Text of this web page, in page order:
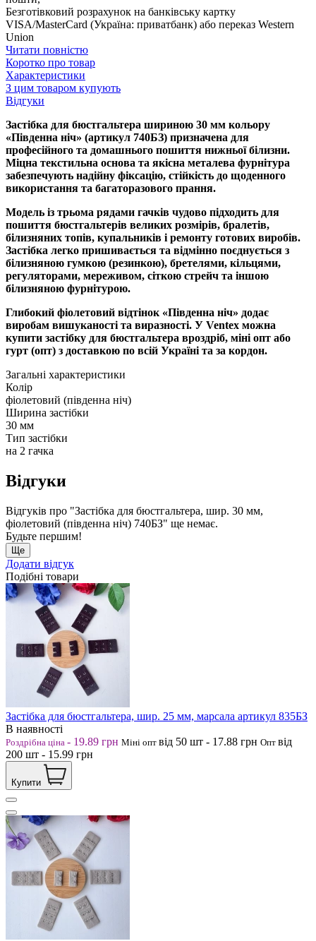
Безготівковий розрахунок на банківську картку
VISA/MasterCard (Україна: приватбанк) або переказ Western
Union
Читати повністю
Коротко про товар
Характеристики
З цим товаром купують
Відгуки
Застібка для бюстгальтера шириною 30 мм кольору
«Південна ніч» (артикул 740БЗ) призначена для
професійного та домашнього пошиття нижньої білизни.
Міцна текстильна основа та якісна металева фурнітура
забезпечують надійну фіксацію, стійкість до щоденного
використання та багаторазового прання.
Модель із трьома рядами гачків чудово підходить для
пошиття бюстгальтерів великих розмірів, бралетів,
білизняних топів, купальників і ремонту готових виробів.
Застібка легко пришивається та відмінно поєднується з
білизняною гумкою (резинкою), бретелями, кільцями,
регуляторами, мереживом, сіткою стрейч та іншою
білизняною фурнітурою.
Глибокий фіолетовий відтінок «Південна ніч» додає
виробам вишуканості та виразності. У Ventex можна
купити застібку для бюстгальтера вроздріб, міні опт або
гурт (опт) з доставкою по всій Україні та за кордон.
Загальні характеристики
Колір
фіолетовий (південна ніч)
Ширина застібки
30 мм
Тип застібки
на 2 гачка
Відгуки
Відгуків про "Застібка для бюстгальтера, шир. 30 мм,
фіолетовий (південна ніч) 740БЗ" ще немає.
Будьте першим!
Ще
Додати відгук
Подібні товари
Застібка для бюстгальтера, шир. 25 мм, марсала артикул 835БЗ
В наявності
Роздрібна ціна - 19.89 грн Міні опт від 50 шт - 17.88 грн Опт від
200 шт - 15.99 грн
Купити